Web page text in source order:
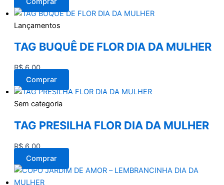
Lançamentos
TAG BUQUÊ DE FLOR DIA DA MULHER
R$6,00
Comprar
Sem categoria
TAG PRESILHA FLOR DIA DA MULHER
R$6,00
Comprar